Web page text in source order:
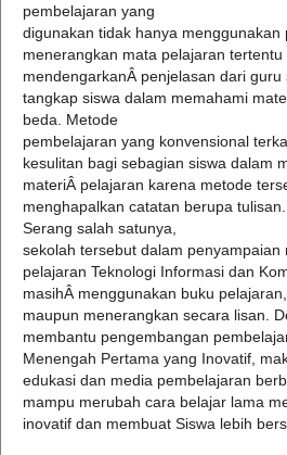
pembelajaran yang
digunakan tidak hanya menggunakan
menerangkan mata pelajaran tertentu
mendengarkanÂ penjelasan dari guru
tangkap siswa dalam memahami
beda. Metode
pembelajaran yang konvensional
kesulitan bagi sebagian siswa dalam
materiÂ pelajaran karena metode
menghapalkan catatan berupa
Serang salah satunya,
sekolah tersebut dalam penyampaian
pelajaran Teknologi Informasi dan
masihÂ menggunakan buku
maupun menerangkan secara lisan.
membantu pengembangan
Menengah Pertama yang Inovatif,
edukasi dan media pembelajaran
mampu merubah cara belajar lama
inovatif dan membuat Siswa lebih